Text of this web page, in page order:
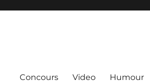
Concours Video Humour